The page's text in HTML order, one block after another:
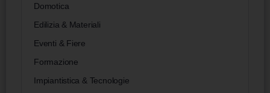
Domotica
Edilizia & Materiali
Eventi & Fiere
Formazione
Impiantistica & Tecnologie